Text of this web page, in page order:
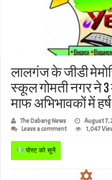
लालगंज के जीडी
स्कूल गोमती नगर ने
माफ अभिभावकों में
The Dabang News August 7,
Leave a comment
1,047
पोस्ट को सुनें